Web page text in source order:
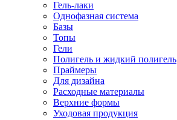
Гель-лаки
Однофазная система
Базы
Топы
Гели
Полигель и жидкий полигель
Праймеры
Для дизайна
Расходные материалы
Верхние формы
Уходовая продукция